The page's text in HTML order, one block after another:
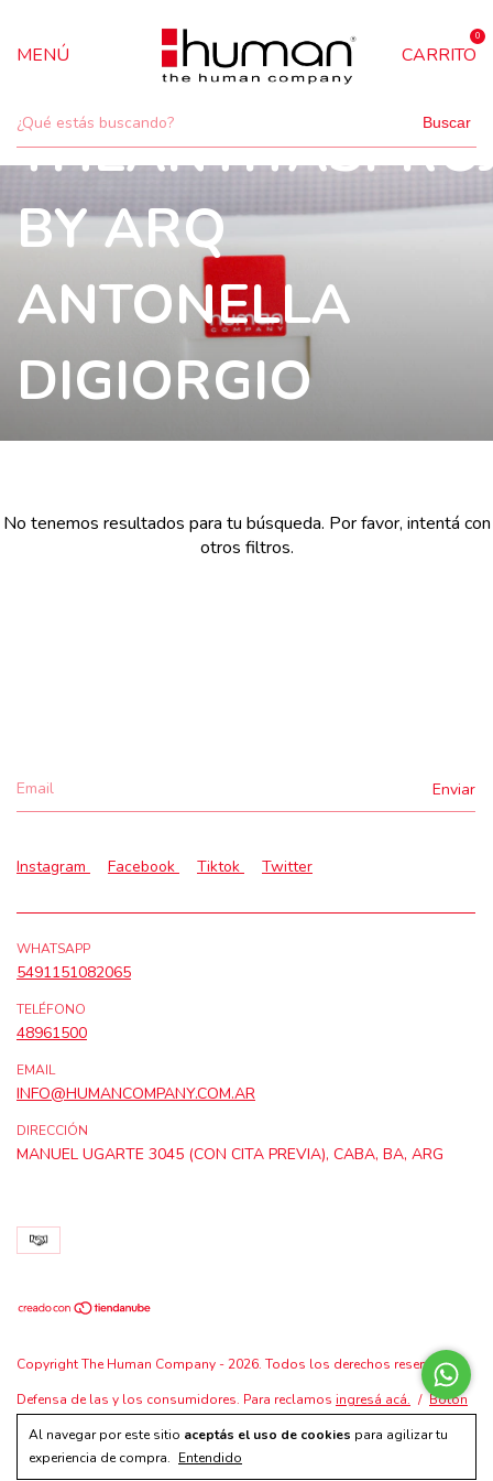
MENÚ CARRITO
0
Buscar
Al navegar por este sitio aceptás el uso de cookies para agilizar tu
experiencia de compra. Entendido
BY ARQ
ANTONELLA
DIGIORGIO
No tenemos resultados para tu búsqueda. Por favor, intentá con
otros filtros.
Instagram Facebook Tiktok Twitter
WHATSAPP
5491151082065
TELÉFONO
48961500
EMAIL
INFO@HUMANCOMPANY.COM.AR
DIRECCIÓN
MANUEL UGARTE 3045 (CON CITA PREVIA), CABA, BA, ARG
Copyright The Human Company - 2026. Todos los derechos reservados.
Defensa de las y los consumidores. Para reclamos ingresá acá. / Botón